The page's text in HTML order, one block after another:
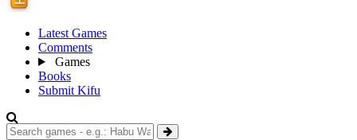
Latest Games
Comments
Games
Books
Submit Kifu